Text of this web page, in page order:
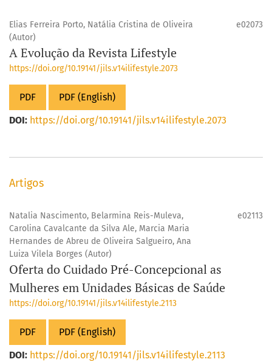
Elias Ferreira Porto, Natália Cristina de Oliveira
(Autor)
e02073
A Evolução da Revista Lifestyle
https://doi.org/10.19141/jils.v14ilifestyle.2073
PDF
PDF (English)
DOI: https://doi.org/10.19141/jils.v14ilifestyle.2073
Artigos
Natalia Nascimento, Belarmina Reis-Muleva,
Carolina Cavalcante da Silva Ale, Marcia Maria
Hernandes de Abreu de Oliveira Salgueiro, Ana
Luiza Vilela Borges (Autor)
e02113
Oferta do Cuidado Pré-Concepcional as
Mulheres em Unidades Básicas de Saúde
https://doi.org/10.19141/jils.v14ilifestyle.2113
PDF
PDF (English)
DOI: https://doi.org/10.19141/jils.v14ilifestyle.2113